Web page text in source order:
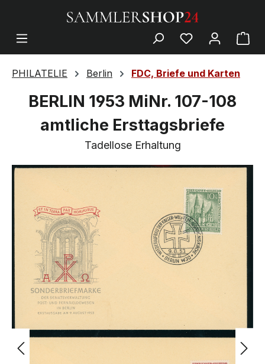
PHILATELIE Berlin FDC, Briefe und Karten
BERLIN 1953 MiNr. 107-108
amtliche Ersttagsbriefe
Tadellose Erhaltung